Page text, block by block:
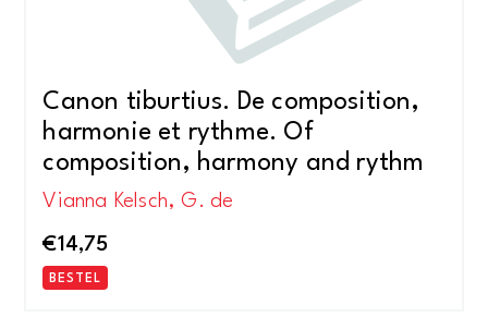
Canon tiburtius. De composition,
harmonie et rythme. Of
composition, harmony and rythm
Vianna Kelsch, G. de
€14,75
BESTEL